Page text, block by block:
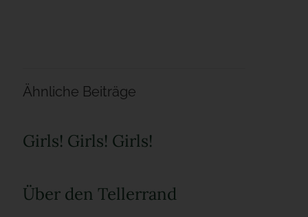
Ähnliche Beiträge
Girls! Girls! Girls!
Über den Tellerrand